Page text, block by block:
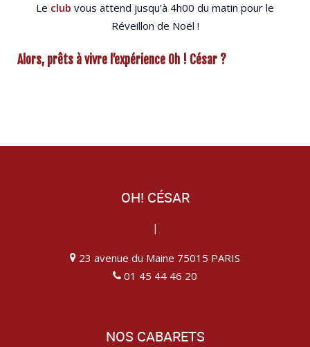
Le club vous attend jusqu’à 4h00 du matin pour le
Réveillon de Noël !
Alors, prêts à vivre l’expérience Oh ! César ?
OH! CÉSAR
|
23 avenue du Maine 75015 PARIS
01 45 44 46 20
NOS CABARETS